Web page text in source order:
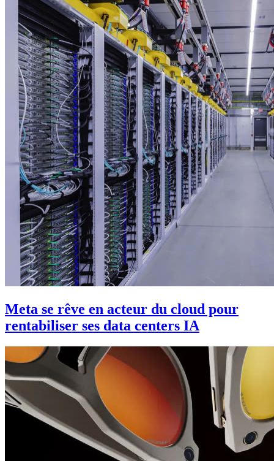
Meta se rêve en acteur du cloud pour
rentabiliser ses data centers IA